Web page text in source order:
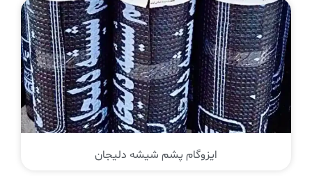
ایزوگام پشم شیشه دلیجان